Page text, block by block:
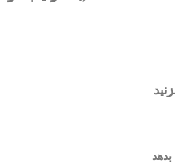
بدهد